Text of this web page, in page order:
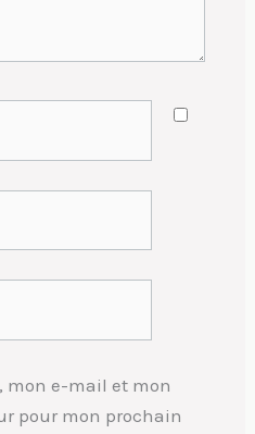
mon e-mail et mon
pour mon prochain